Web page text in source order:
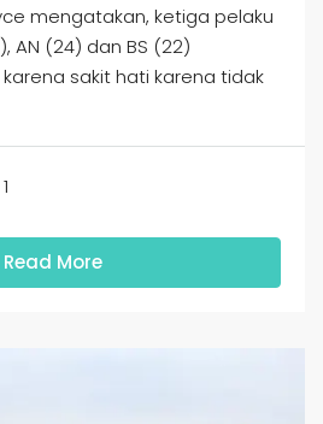
mengatakan, ketiga pelaku
AN (24) dan BS (22)
sakit hati karena tidak
1
Read More